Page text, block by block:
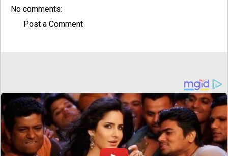
No comments:
Post a Comment